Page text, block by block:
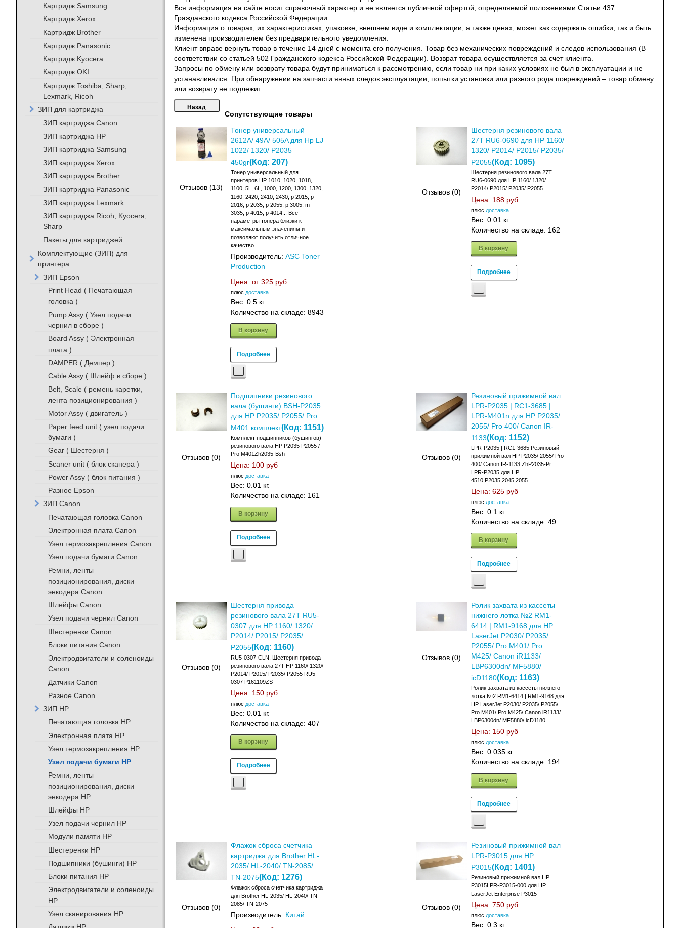
Вся информация на сайте носит справочный характер и не является публичной офертой, определяемой положениями Статьи 437
Гражданского кодекса Российской Федерации.
Информация о товарах, их характеристиках, упаковке, внешнем виде и комплектации, а также ценах, может как содержать ошибки, так и быть
изменена производителем без предварительного уведомления.
Клиент вправе вернуть товар в течение 14 дней с момента его получения. Товар без механических повреждений и следов использования (В
соответствии со статьей 502 Гражданского кодекса Российской Федерации). Возврат товара осуществляется за счет клиента.
Запросы по обмену или возврату товара будут приниматься к рассмотрению, если товар ни при каких условиях не был в эксплуатации и не
устанавливался. При обнаружении на запчасти явных следов эксплуатации, попытки установки или разного рода повреждений – товар обмену
или возврату не подлежит.
Сопутствующие товары
Отзывов (13)
Тонер универсальный
2612A/ 49A/ 505A для Hp LJ
1022/ 1320/ P2035
450gr(Код: 207)
Тонер универсальный для
принтеров HP 1010, 1020, 1018,
1100, 5L, 6L, 1000, 1200, 1300, 1320,
1160, 2420, 2410, 2430, p 2015, p
2016, p 2035, p 2055, p 3005, m
3035, p 4015, p 4014... Все
параметры тонера близки к
максимальным значениям и
позволяют получить отличное
качество
Производитель: ASC Toner
Production
Цена: от 325 руб
плюс доставка
Вес: 0.5 кг.
Количество на складе: 8943
В корзину
Подробнее
Отзывов (0)
Шестерня резинового вала
27T RU6-0690 для HP 1160/
1320/ P2014/ P2015/ P2035/
P2055(Код: 1095)
Шестерня резинового вала 27T
RU6-0690 для HP 1160/ 1320/
P2014/ P2015/ P2035/ P2055
Цена: 188 руб
плюс доставка
Вес: 0.01 кг.
Количество на складе: 162
В корзину
Подробнее
Отзывов (0)
Подшипники резинового
вала (бушинги) BSH-P2035
для HP P2035/ P2055/ Pro
M401 комплект(Код: 1151)
Комплект подшипников (бушингов)
резинового вала HP P2035 P2055 /
Pro M401Zh2035-Bsh
Цена: 100 руб
плюс доставка
Вес: 0.01 кг.
Количество на складе: 161
В корзину
Подробнее
Отзывов (0)
Резиновый прижимной вал
LPR-P2035 | RC1-3685 |
LPR-M401n для HP P2035/
2055/ Pro 400/ Canon IR-
1133(Код: 1152)
LPR-P2035 | RC1-3685 Резиновый
прижимной вал HP P2035/ 2055/ Pro
400/ Canon IR-1133 ZhP2035-Pr
LPR-P2035 для HP
4510,P2035,2045,2055
Цена: 625 руб
плюс доставка
Вес: 0.1 кг.
Количество на складе: 49
В корзину
Подробнее
Отзывов (0)
Шестерня привода
резинового вала 27T RU5-
0307 для HP 1160/ 1320/
P2014/ P2015/ P2035/
P2055(Код: 1160)
RU5-0307-CLN, Шестерня привода
резинового вала 27T HP 1160/ 1320/
P2014/ P2015/ P2035/ P2055 RU5-
0307 P161109ZS
Цена: 150 руб
плюс доставка
Вес: 0.01 кг.
Количество на складе: 407
В корзину
Подробнее
Отзывов (0)
Ролик захвата из кассеты
нижнего лотка №2 RM1-
6414 | RM1-9168 для HP
LaserJet P2030/ P2035/
P2055/ Pro M401/ Pro
M425/ Canon iR1133/
LBP6300dn/ MF5880/
icD1180(Код: 1163)
Ролик захвата из кассеты нижнего
лотка №2 RM1-6414 | RM1-9168 для
HP LaserJet P2030/ P2035/ P2055/
Pro M401/ Pro M425/ Canon iR1133/
LBP6300dn/ MF5880/ icD1180
Цена: 150 руб
плюс доставка
Вес: 0.035 кг.
Количество на складе: 194
В корзину
Подробнее
Отзывов (0)
Флажок сброса счетчика
картриджа для Brother HL-
2035/ HL-2040/ TN-2085/
TN-2075(Код: 1276)
Флажок сброса счетчика картриджа
для Brother HL-2035/ HL-2040/ TN-
2085/ TN-2075
Производитель: Китай
Отзывов (0)
Резиновый прижимной вал
LPR-P3015 для HP
P3015(Код: 1401)
Резиновый прижимной вал HP
P3015LPR-P3015-000 для HP
LaserJet Enterprise P3015
Цена: 750 руб
плюс доставка
Вес: 0.3 кг.
Картридж Samsung
Картридж Xerox
Картридж Brother
Картридж Panasonic
Картридж Kyocera
Картридж OKI
Картридж Toshiba, Sharp,
Lexmark, Ricoh
ЗИП для картриджа
ЗИП картриджа Canon
ЗИП картриджа HP
ЗИП картриджа Samsung
ЗИП картриджа Xerox
ЗИП картриджа Brother
ЗИП картриджа Panasonic
ЗИП картриджа Lexmark
ЗИП картриджа Ricoh, Kyocera,
Sharp
Пакеты для картриджей
Комплектующие (ЗИП) для
принтера
ЗИП Epson
Print Head ( Печатающая
головка )
Pump Assy ( Узел подачи
чернил в сборе )
Board Assy ( Электронная
плата )
DAMPER ( Демпер )
Cable Assy ( Шлейф в сборе )
Belt, Scale ( ремень каретки,
лента позиционирования )
Motor Assy ( двигатель )
Paper feed unit ( узел подачи
бумаги )
Gear ( Шестерня )
Scaner unit ( блок сканера )
Power Assy ( блок питания )
Разное Epson
ЗИП Canon
Печатающая головка Canon
Электронная плата Canon
Узел термозакрепления Canon
Узел подачи бумаги Canon
Ремни, ленты
позиционирования, диски
энкодера Canon
Шлейфы Canon
Узел подачи чернил Canon
Шестеренки Canon
Блоки питания Canon
Электродвигатели и соленоиды
Canon
Датчики Canon
Разное Canon
ЗИП HP
Печатающая головка HP
Электронная плата HP
Узел термозакрепления HP
Узел подачи бумаги HP
Ремни, ленты
позиционирования, диски
энкодера HP
Шлейфы HP
Узел подачи чернил HP
Модули памяти HP
Шестеренки HP
Подшипники (бушинги) HP
Блоки питания HP
Электродвигатели и соленоиды
HP
Узел сканирования HP